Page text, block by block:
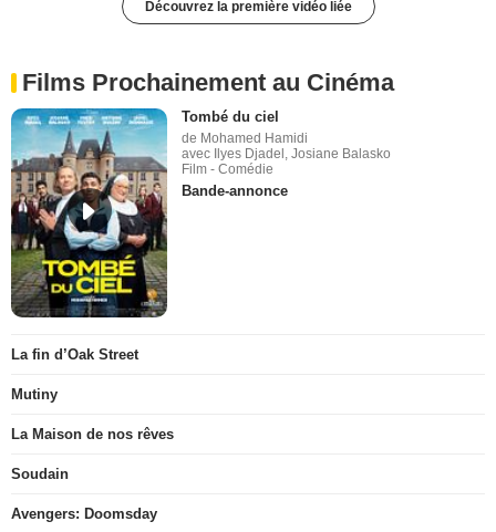
Découvrez la première vidéo liée
Films Prochainement au Cinéma
Tombé du ciel
de Mohamed Hamidi
avec Ilyes Djadel, Josiane Balasko
Film - Comédie
Bande-annonce
La fin d’Oak Street
Mutiny
La Maison de nos rêves
Soudain
Avengers: Doomsday